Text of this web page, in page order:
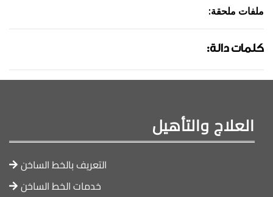
:ملفات ملحقة
:كلمات دالة
العلاج والتأهيل
التعريف بالخط الساخن
خدمات الخط الساخن